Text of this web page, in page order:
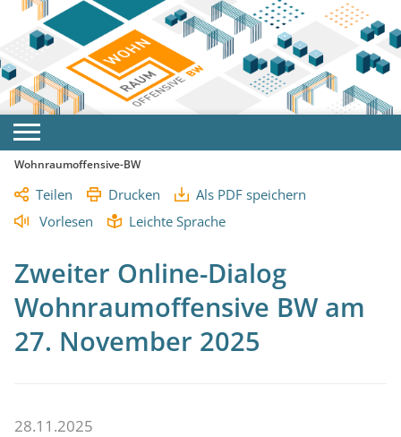
Wohnraumoffensive-BW
Teilen Drucken
Als PDF speichern
Vorlesen
Leichte Sprache
Zweiter Online-Dialog
Wohnraumoffensive BW am
27. November 2025
28.11.2025